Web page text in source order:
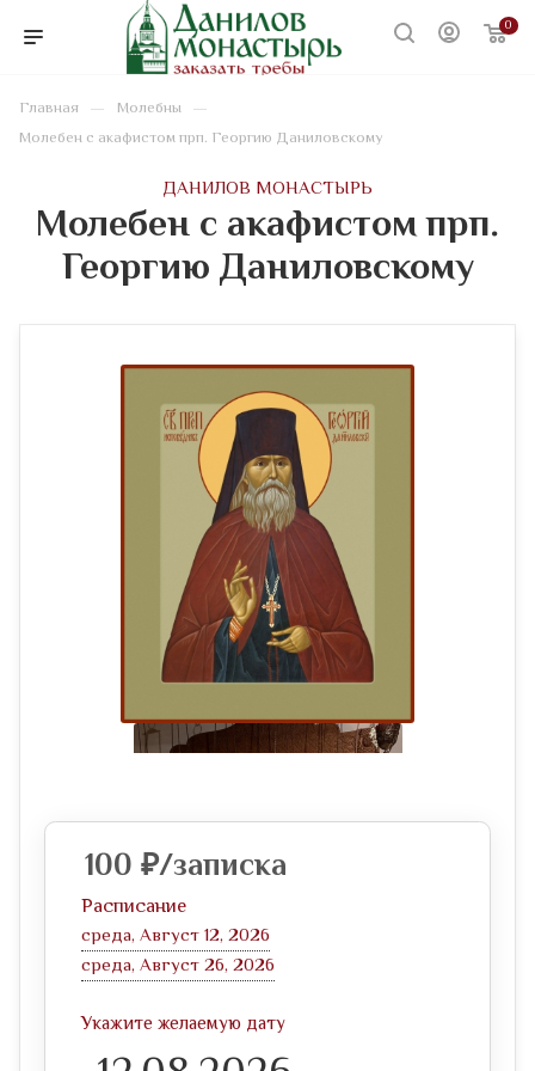
0
Главная — Молебны —
Молебен с акафистом прп. Георгию Даниловскому
ДАНИЛОВ МОНАСТЫРЬ
Молебен с акафистом прп.
Георгию Даниловскому
100 ₽/записка
Расписание
среда, Август 12, 2026
среда, Август 26, 2026
Укажите желаемую дату